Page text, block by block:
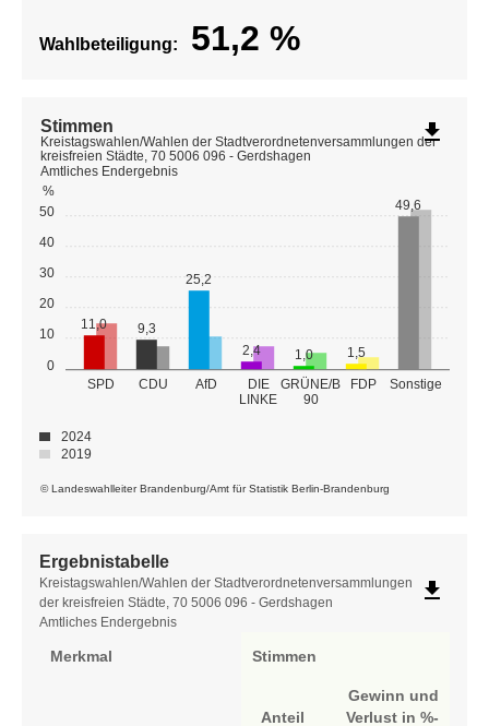
Wahlbeteiligung: 51,2 %
0
10
20
30
40
50
%
SPD CDU AfD
DIE
LINKE
GRÜNE/B
90
FDP Sonstige
11,0 9,3
25,2
2,4 1,0 1,5
49,6
© Landeswahlleiter Brandenburg/Amt für Statistik Berlin-Brandenburg
Stimmen
Kreistagswahlen/Wahlen der Stadtverordnetenversammlungen der
kreisfreien Städte, 70 5006 096 - Gerdshagen
Amtliches Endergebnis
2024
2019
file_download
Ergebnistabelle
Ergebnistabelle
Kreistagswahlen/Wahlen der Stadtverordnetenversammlungen
der kreisfreien Städte, 70 5006 096 - Gerdshagen
Amtliches Endergebnis
file_download
Merkmal Stimmen
Anteil
Gewinn und
Verlust in %-